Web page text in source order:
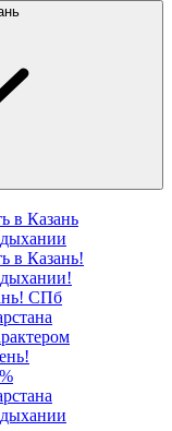
в Казань
в Казань!
СПб